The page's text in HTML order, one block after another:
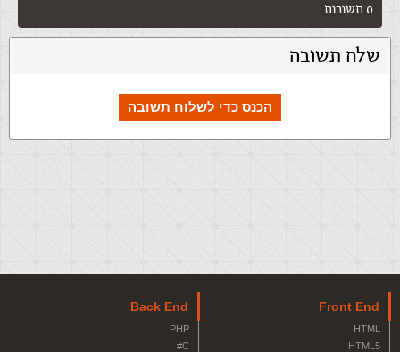
0 תשובות
שלח תשובה
הכנס כדי לשלוח תשובה
Front End
HTML
HTML5
Back End
PHP
C#